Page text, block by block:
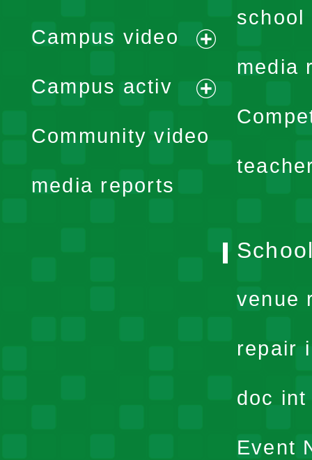
school
media
Campus video
expand
menu
Campus activ
expand
Community video
media reports
venue
repair
doc
Event